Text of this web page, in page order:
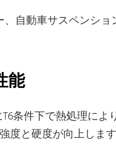
自動車サスペンシ
能
条件下で熱処理に
度と硬度が向上しま